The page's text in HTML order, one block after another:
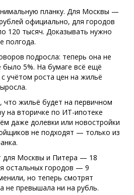
планку. Для Москвы —
официально, для городов
120 тысяч. Доказывать нужно
полгода.
подросла: теперь она не
5%. На бумаге всё ещё
учётом роста цен на жильё
что жильё будет на первичном
на вторичке по ИТ-ипотеке
даже долевки или новостройки
не подходят — только из
для Москвы и Питера — 18
остальных городов — 9
но теперь смотрят
не превышала ни на рубль.